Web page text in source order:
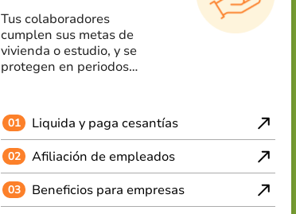
Tus colaboradores
cumplen sus metas de
vivienda o estudio, y se
protegen en periodos
01 Liquida y paga cesantías
02 Afiliación de empleados
03 Beneficios para empresas